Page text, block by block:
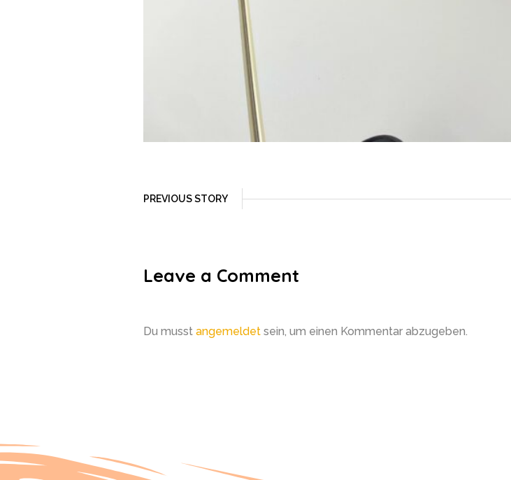
PREVIOUS STORY
Leave a Comment
Du musst angemeldetsein, um einen Kommentar abzugeben.